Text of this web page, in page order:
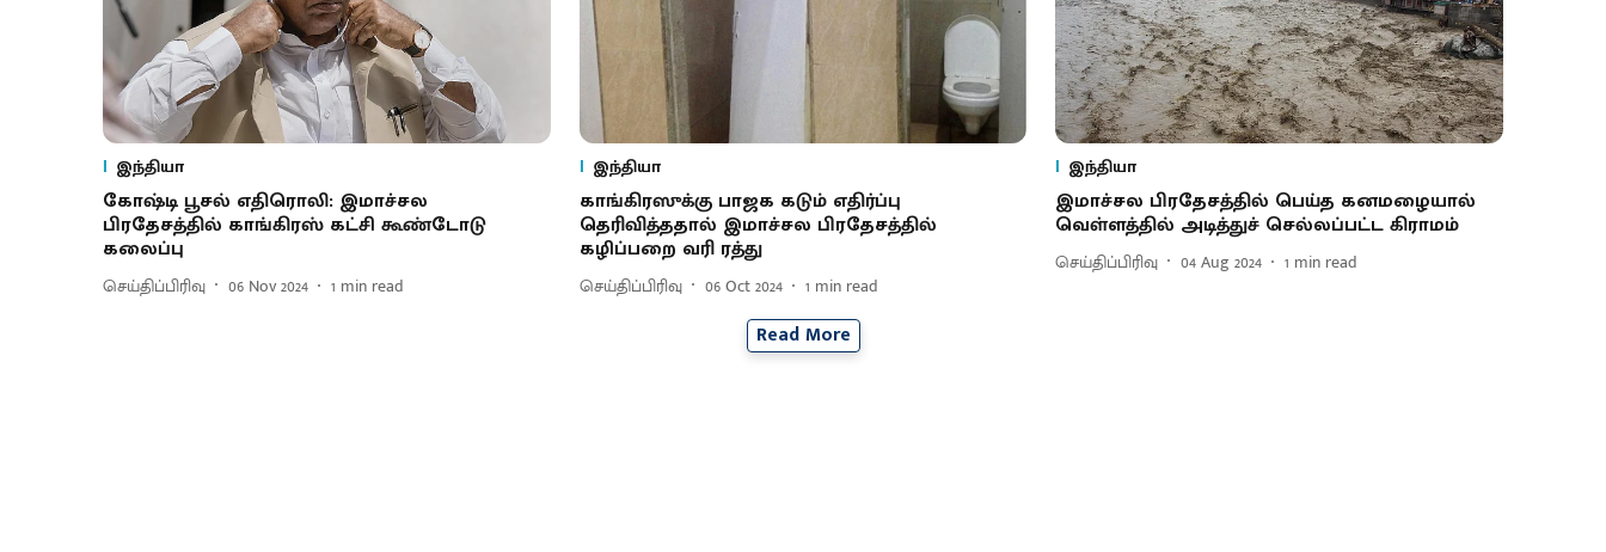
இந்தியா
கோஷ்டி பூசல் எதிரொலி: இமாச்சல
பிரதேசத்தில் காங்கிரஸ் கட்சி கூண்டோடு
கலைப்பு
செய்திப்பிரிவு 06 Nov 2024 1 min read
இந்தியா
காங்கிரஸுக்கு பாஜக கடும் எதிர்ப்பு
தெரிவித்ததால் இமாச்சல பிரதேசத்தில்
கழிப்பறை வரி ரத்து
செய்திப்பிரிவு 06 Oct 2024 1 min read
இந்தியா
இமாச்சல பிரதேசத்தில் பெய்த கனமழையால்
வெள்ளத்தில் அடித்துச் செல்லப்பட்ட கிராமம்
செய்திப்பிரிவு 04 Aug 2024 1 min read
Read More